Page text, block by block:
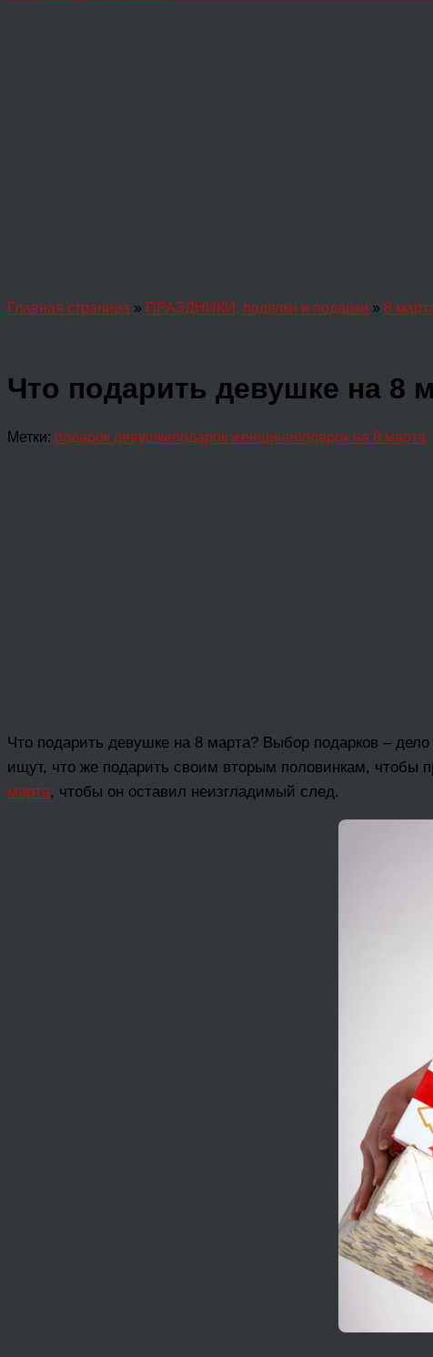
Главная страница » ПРАЗДНИКИ, поделки и подарки » 8
Что подарить девушке на 8
Метки: подарок девушкеподарок женщинеподарок на 8 марта
Что подарить девушке на 8 марта? Выбор подарков –
ищут, что же подарить своим вторым половинкам, чтобы
марта, чтобы он оставил неизгладимый след.